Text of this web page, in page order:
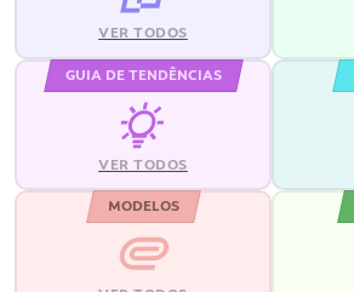
VER TODOS
GUIA DE TENDÊNCIAS
VER TODOS
MODELOS